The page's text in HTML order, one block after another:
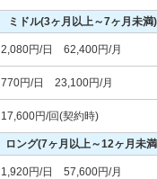
ミドル(3ヶ月以上～7ヶ月未満)
2,080円/日 62,400円/月
770円/日 23,100円/月
17,600円/回(契約時)
ロング(7ヶ月以上～12ヶ月未
1,920円/日 57,600円/月